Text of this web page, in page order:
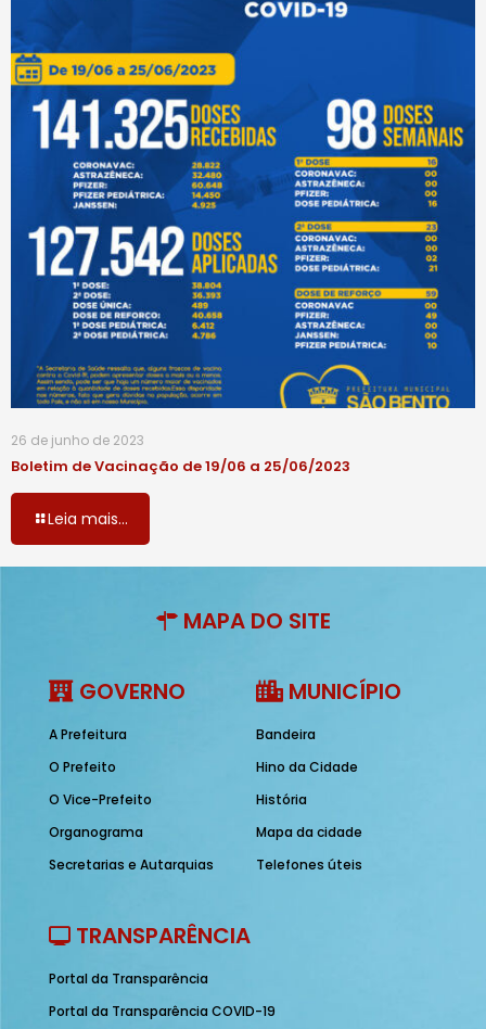
26 de junho de 2023
Boletim de Vacinação de 19/06 a 25/06/2023
Leia mais...
MAPA DO SITE
GOVERNO
A Prefeitura
O Prefeito
O Vice-Prefeito
Organograma
Secretarias e Autarquias
MUNICÍPIO
Bandeira
Hino da Cidade
História
Mapa da cidade
Telefones úteis
TRANSPARÊNCIA
Portal da Transparência
Portal da Transparência COVID-19